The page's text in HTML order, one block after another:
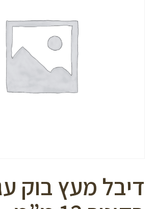
לאפס
האפשרויות
דיבל מעץ בוק